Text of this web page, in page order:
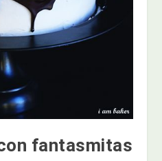
fantasmitas